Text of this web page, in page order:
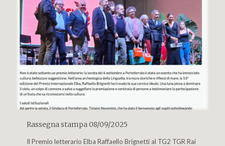
Rassegna stampa 08/09/2025
Il Premio letterario Elba Raffaello Brignetti al TG2 TGR Rai